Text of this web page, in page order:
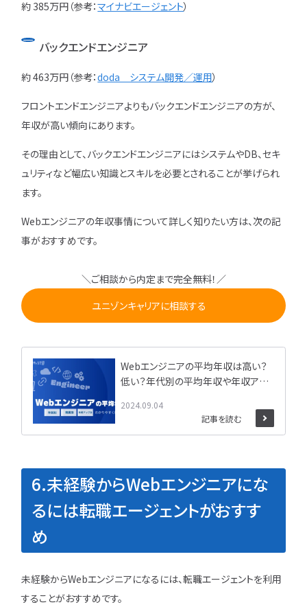
約 385万円（参考：マイナビエージェント）
バックエンドエンジニア
約 463万円（参考：doda システム開発／運用）
フロントエンドエンジニアよりもバックエンドエンジニアの方が、
年収が高い傾向にあります。
その理由として、バックエンドエンジニアにはシステムやDB、セキ
ュリティなど幅広い知識とスキルを必要とされることが挙げられ
ます。
Webエンジニアの年収事情について詳しく知りたい方は、次の記
事がおすすめです。
＼ご相談から内定まで完全無料！／
ユニゾンキャリアに相談する
2024.09.04
Webエンジニアの平均年収は高い？
低い？年代別の平均年収や年収アッ
記事を読む
6.未経験からWebエンジニアにな
るには転職エージェントがおすす
め
未経験からWebエンジニアになるには、転職エージェントを利用
することがおすすめです。